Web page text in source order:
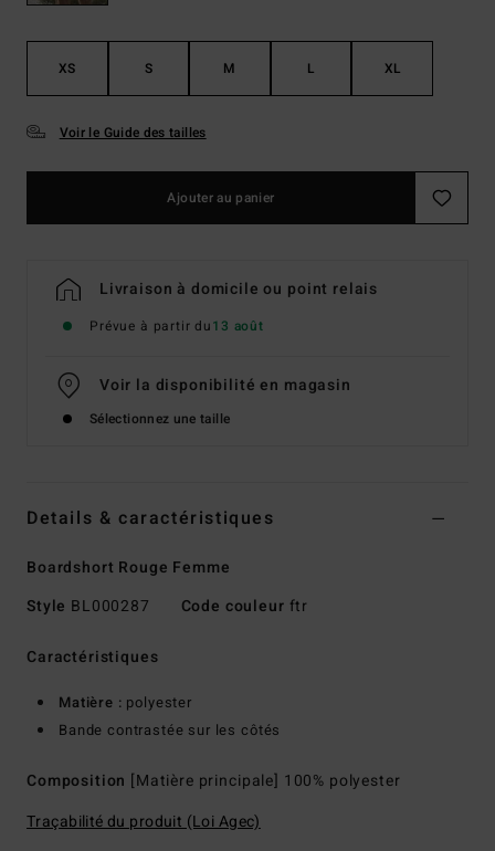
XS S M L XL
Voir le Guide des tailles
Ajouter au panier
Livraison à domicile ou point relais
Prévue à partir du13 août
Voir la disponibilité en magasin
Sélectionnez une taille
Details & caractéristiques
Boardshort Rouge Femme
Style BL000287 Code couleur ftr
Caractéristiques
Matière : polyester
Bande contrastée sur les côtés
Composition [Matière principale] 100% polyester
Traçabilité du produit (Loi Agec)